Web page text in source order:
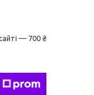
— 700 ₴